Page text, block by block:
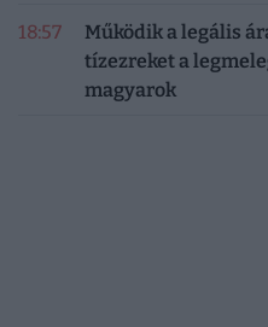
18:57
Működik a legális
tízezreket a
magyarok